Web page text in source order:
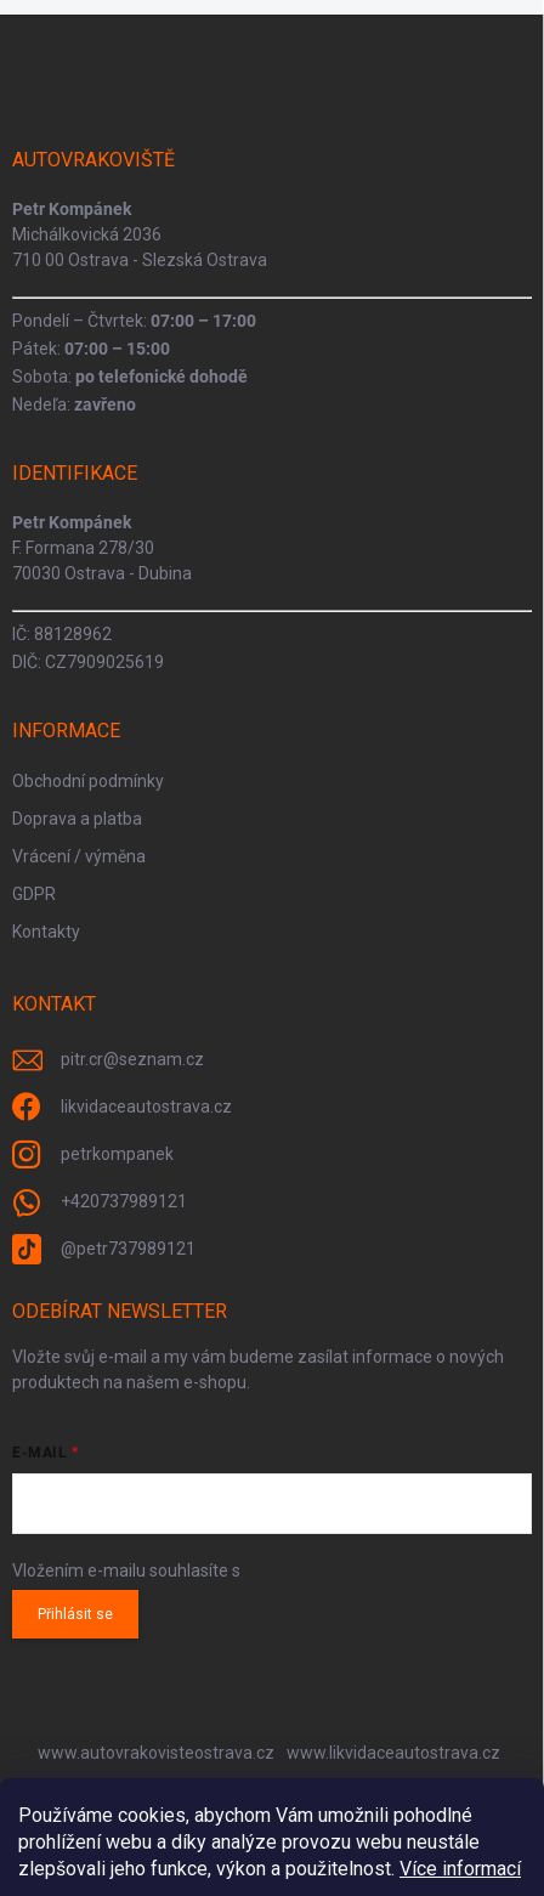
Používáme cookies, abychom Vám umožnili pohodlné
prohlížení webu a díky analýze provozu webu neustále
zlepšovali jeho funkce, výkon a použitelnost. Více informací
AUTOVRAKOVIŠTĚ
Petr Kompánek
Michálkovická 2036
710 00 Ostrava - Slezská Ostrava
Pondelí – Čtvrtek: 07:00 – 17:00
Pátek: 07:00 – 15:00
Sobota: po telefonické dohodě
Nedeľa: zavřeno
IDENTIFIKACE
Petr Kompánek
F. Formana 278/30
70030 Ostrava - Dubina
IČ: 88128962
DIČ: CZ7909025619
INFORMACE
Obchodní podmínky
Doprava a platba
Vrácení / výměna
GDPR
Kontakty
KONTAKT
pitr.cr@seznam.cz
likvidaceautostrava.cz
petrkompanek
+420737989121
@petr737989121
ODEBÍRAT NEWSLETTER
Vložte svůj e-mail a my vám budeme zasílat informace o nových
produktech na našem e-shopu.
E-MAIL
Vložením e-mailu souhlasíte s
Přihlásit se
www.autovrakovisteostrava.cz
www.likvidaceautostrava.cz